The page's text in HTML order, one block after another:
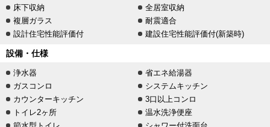
床下収納
全居室収納
複層ガラス
耐震適合
設計住宅性能評価付
建設住宅性能評価付(新築時)
設備・仕様
浄水器
省エネ給湯器
ガスコンロ
システムキッチン
カウンターキッチン
3口以上コンロ
トイレ2ヶ所
温水洗浄便座